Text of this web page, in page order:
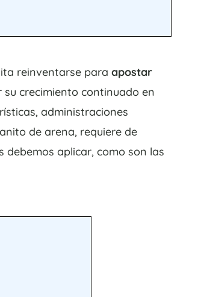
reinventarse paraapostar
crecimiento continuado en
administraciones
de arena, requiere de
aplicar, como son las